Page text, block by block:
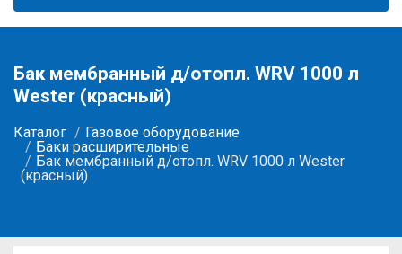
Бак мембранный д/отопл. WRV 1000 л
Wester (красный)
Каталог
Газовое оборудование
Баки расширительные
Бак мембранный д/отопл. WRV 1000 л Wester
(красный)